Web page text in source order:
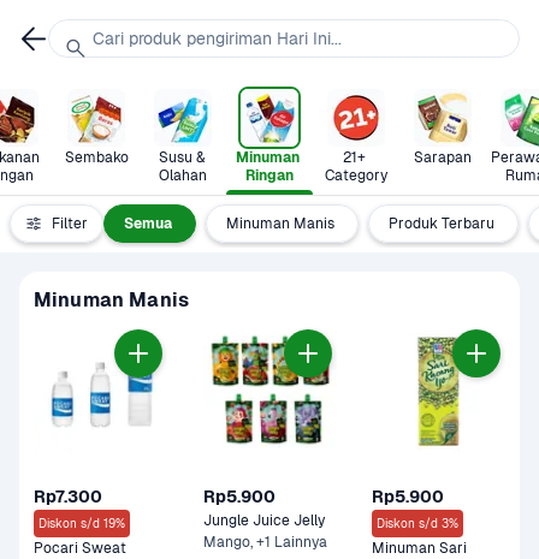
Sembako
Susu &
Olahan
Minuman
Ringan
21+
Category
Sarapan
Filter Semua Minuman Manis Produk Terbaru
Minuman Manis
Rp7.300
Diskon s/d 19%
Pocari Sweat
Rp5.900
Jungle Juice Jelly
Mango, +1 Lainnya
Rp5.900
Diskon s/d 3%
Minuman Sari
Cari produk pengiriman Hari Ini...